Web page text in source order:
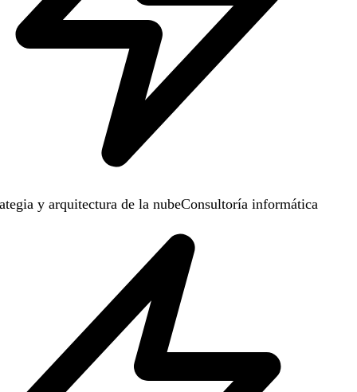
y arquitectura de la nubeConsultoría informática